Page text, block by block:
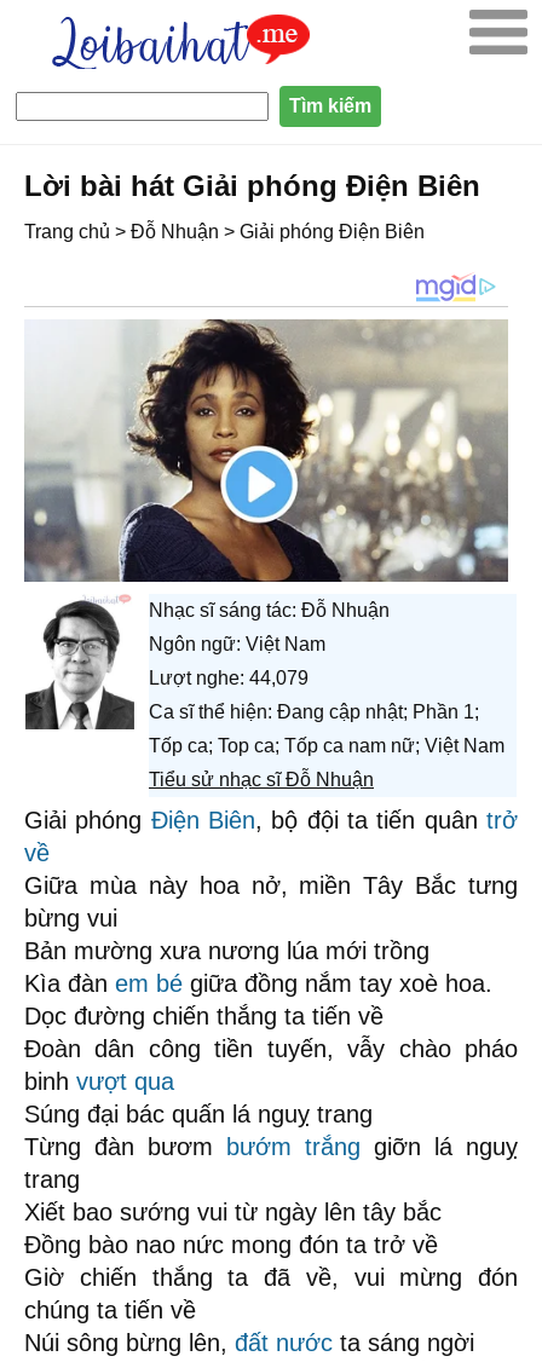
Lời bài hát Giải phóng Điện Biên
Trang chủ > Đỗ Nhuận > Giải phóng Điện Biên
Nhạc sĩ sáng tác: Đỗ Nhuận
Ngôn ngữ: Việt Nam
Lượt nghe: 44,079
Ca sĩ thể hiện: Đang cập nhật; Phần 1;
Tốp ca; Top ca; Tốp ca nam nữ; Việt Nam
Tiểu sử nhạc sĩ Đỗ Nhuận
Giải phóng Điện Biên, bộ đội ta tiến quântrở
về
Giữa mùa này hoa nở, miền Tây Bắc tưng
bừng vui
Bản mường xưa nương lúa mới trồng
Kìa đàn em bé giữa đồng nắm tay xoè hoa.
Dọc đường chiến thắng ta tiến về
Đoàn dân công tiền tuyến, vẫy chào pháo
binh vượt qua
Súng đại bác quấn lá nguỵ trang
Từng đàn bươm
bướm trắng giỡn lá nguỵ
trang
Xiết bao sướng vui từ ngày lên tây bắc
Đồng bào nao nức mong đón ta trở về
Giờ chiến thắng ta đã về, vui mừng đón
chúng ta tiến về
Núi sông bừng lên, đất nước ta sáng ngời